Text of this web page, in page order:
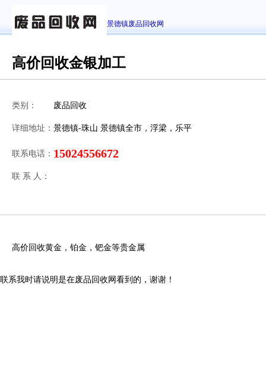
景德镇废品回收网
高价回收金银加工
类别： 废品回收
详细地址： 景德镇-珠山 景德镇全市，浮梁，乐平
联系电话： 15024556672
联 系 人：
高价回收黄金，铂金，钯金等贵金属
联系我时请说明是在废品回收网看到的，谢谢！